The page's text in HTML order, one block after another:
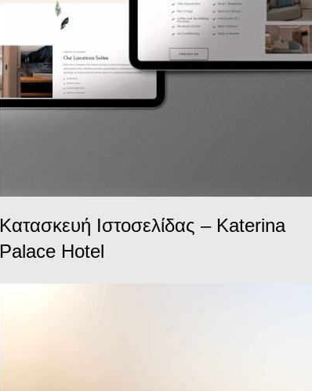
Κατασκευή Ιστοσελίδας – Katerina
Palace Hotel